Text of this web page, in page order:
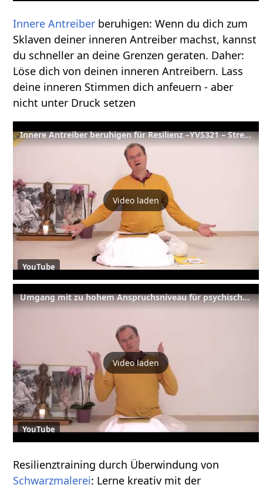
Innere Antreiber beruhigen: Wenn du dich zum
Sklaven deiner inneren Antreiber machst, kannst
du schneller an deine Grenzen geraten. Daher:
Löse dich von deinen inneren Antreibern. Lass
deine inneren Stimmen dich anfeuern - aber
nicht unter Druck setzen
Innere Antreiber beruhigen für Resilienz –YVS321 – Stressbewältigung B6
Video laden
YouTube
Umgang mit zu hohem Anspruchsniveau für psychische Resilienz –YVS323 – Stressbewältigung B8
Video laden
YouTube
Resilienztraining durch Überwindung von
Schwarzmalerei: Lerne kreativ mit der